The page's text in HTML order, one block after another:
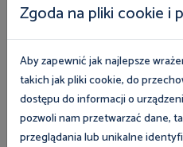
Organizatorem konkursu
Zawodowej Osób
fundatorem jest Polska
Niepełnosprawnych.
Zgoda na pliki cookie i
Aby zapewnić jak najlepsze
takich jak pliki cookie, do
dostępu do informacji o
pozwoli nam przetwarzać dane,
przeglądania lub unikalne